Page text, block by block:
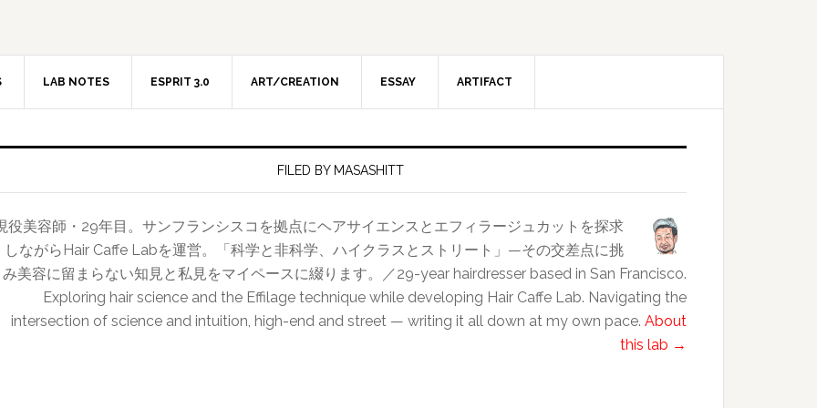
LAB NOTES ESPRIT 3.0 ART/CREATION ESSAY ARTIFACT
FILED BY MASASHITT
役美容師・29年目。サンフランシスコを拠点にヘアサイエンスとエフィラージュカットを探求
しながらHair Caffe Labを運営。「科学と非科学、ハイクラスとストリート」—その交差点に挑
み美容に留まらない知見と私見をマイペースに綴ります。／29-year hairdresser based in San Francisco.
Exploring hair science and the Effilage technique while developing Hair Caffe Lab. Navigating the
intersection of science and intuition, high-end and street — writing it all down at my own pace. About
this lab →